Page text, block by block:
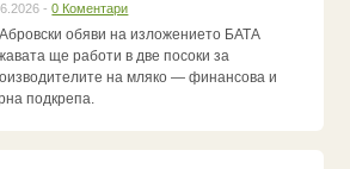
-0 Коментари
обяви на изложението БАТА
ще работи в две посоки за
на мляко — финансова и
подкрепа.